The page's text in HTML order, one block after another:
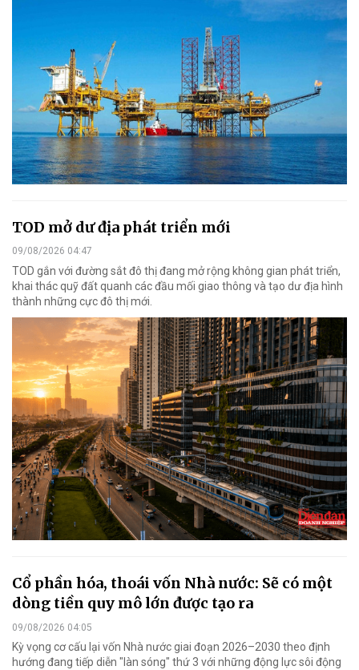
TOD mở dư địa phát triển mới
09/08/2026 04:47
TOD gắn với đường sắt đô thị đang mở rộng không gian phát triển,
khai thác quỹ đất quanh các đầu mối giao thông và tạo dư địa hình
thành những cực đô thị mới.
Cổ phần hóa, thoái vốn Nhà nước: Sẽ có một
dòng tiền quy mô lớn được tạo ra
09/08/2026 04:05
Kỳ vọng cơ cấu lại vốn Nhà nước giai đoạn 2026–2030 theo định
hướng đang tiếp diễn "làn sóng" thứ 3 với những động lực sôi động